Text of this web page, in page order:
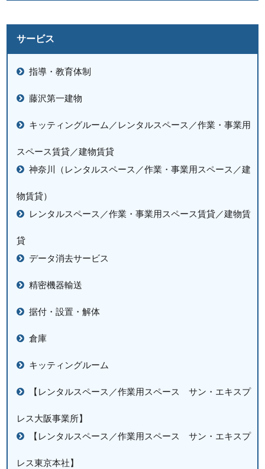
サービス
指導・教育体制
藤沢第一建物
キッティングルーム／レンタルスペース／作業・事業用
スペース賃貸／建物賃貸
神奈川（レンタルスペース／作業・事業用スペース／建
物賃貸）
レンタルスペース／作業・事業用スペース賃貸／建物賃
貸
データ消去サービス
精密機器輸送
据付・設置・解体
倉庫
キッティングルーム
【レンタルスペース／作業用スペース サン・エキスプ
レス大阪事業所】
【レンタルスペース／作業用スペース サン・エキスプ
レス東京本社】